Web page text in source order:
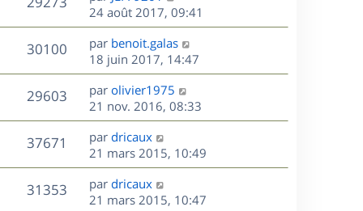
e
s
a
g
e
m
e
s
s
a
g
e
e
s
i
e
r
m
e
s
s
a
g
e
u
s
e
r
n
i
e
r
m
e
s
s
a
g
e
24 août 2017, 09:41
30100V
u
e
D
e
r
n
i
e
r
m
e
s
s
par benoit.galas
18 juin 2017, 14:47
29603V
u
s
D
e
r
n
i
e
r
m
par olivier1975
21 nov. 2016, 08:33
37671
u
e
D
e
r
n
i
par dricaux
21 mars 2015, 10:49
31353V
D
e
par dricaux
21 mars 2015, 10:47